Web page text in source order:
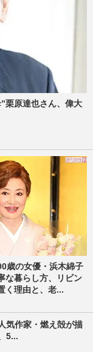
栗原達也さん、偉大
歳の女優・浜木綿子
な暮らし方、リビン
く理由と、老...
気作家・燃え殻が描
5...